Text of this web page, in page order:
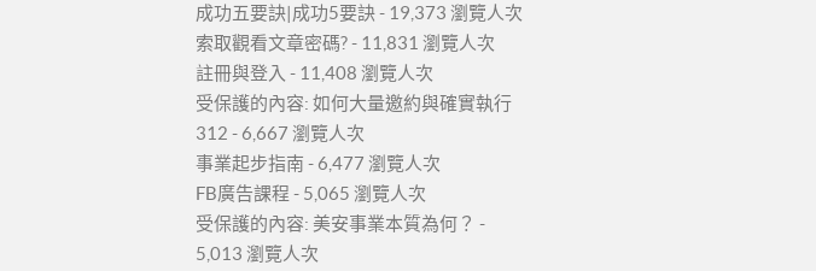
成功五要訣|成功5要訣- 19,373 瀏覽人次
索取觀看文章密碼?- 11,831 瀏覽人次
註冊與登入 - 11,408 瀏覽人次
受保護的內容: 如何大量邀約與確實執行
312 - 6,667 瀏覽人次
事業起步指南 - 6,477 瀏覽人次
FB廣告課程 - 5,065 瀏覽人次
受保護的內容: 美安事業本質為何？ -
5,013 瀏覽人次